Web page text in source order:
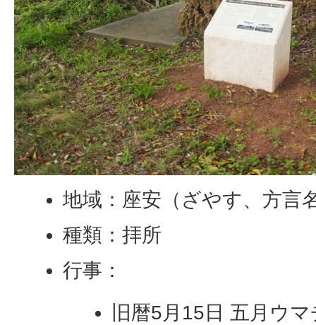
地域：座安（ざやす、方言
種類：拝所
行事：
旧暦5月15日 五月ウ